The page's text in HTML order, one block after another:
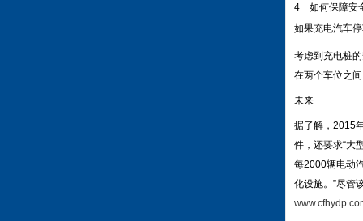
4 如何保障安
如果充电汽车
考虑到充电桩
在两个车位之
未来
据了解，2015
件，还要求“大
每2000辆电动
化设施。”尽管